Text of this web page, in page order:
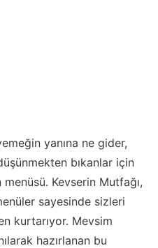
yanına ne gider,
bıkanlar için
Kevserin Mutfağı,
sayesinde sizleri
kurtarıyor. Mevsim
hazırlanan bu